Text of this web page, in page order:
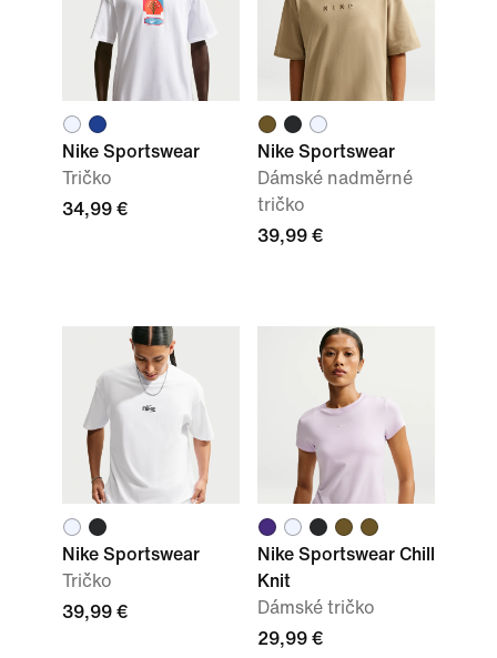
Nike Sportswear
Tričko
34,99 €
Nike Sportswear
Dámské nadměrné
tričko
39,99 €
Nike Sportswear
Tričko
39,99 €
Nike Sportswear Chill
Knit
Dámské tričko
29,99 €